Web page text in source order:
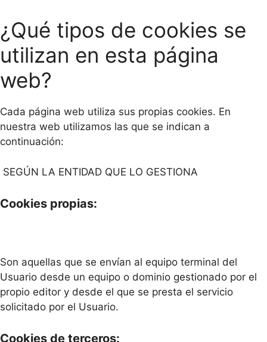
¿Qué tipos de cookies se
utilizan en esta página
web?
Cada página web utiliza sus propias cookies. En
nuestra web utilizamos las que se indican a
continuación:
SEGÚN LA ENTIDAD QUE LO GESTIONA
Cookies propias:
Son aquellas que se envían al equipo terminal del
Usuario desde un equipo o dominio gestionado por el
propio editor y desde el que se presta el servicio
solicitado por el Usuario.
Cookies de terceros: